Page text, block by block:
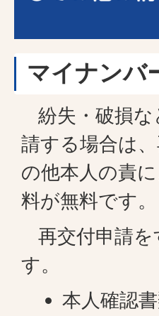
マイナンバ
紛失・破損な
請する場合は
の他本人の責
料が無料です。
再交付申請を
す。
本人確認